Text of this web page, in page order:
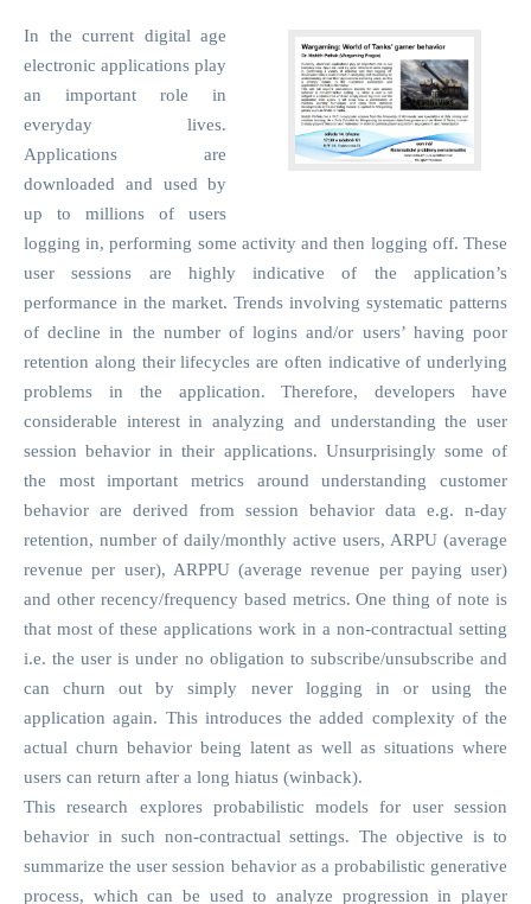
In the current digital age
electronic applications play
an important role in
everyday lives.
Applications are
downloaded and used by
up to millions of users
logging in, performing some activity and then logging off. These
user sessions are highly indicative of the application’s
performance in the market. Trends involving systematic patterns
of decline in the number of logins and/or users’ having poor
retention along their lifecycles are often indicative of underlying
problems in the application. Therefore, developers have
considerable interest in analyzing and understanding the user
session behavior in their applications. Unsurprisingly some of
the most important metrics around understanding customer
behavior are derived from session behavior data e.g. n-day
retention, number of daily/monthly active users, ARPU (average
revenue per user), ARPPU (average revenue per paying user)
and other recency/frequency based metrics. One thing of note is
that most of these applications work in a non-contractual setting
i.e. the user is under no obligation to subscribe/unsubscribe and
can churn out by simply never logging in or using the
application again. This introduces the added complexity of the
actual churn behavior being latent as well as situations where
users can return after a long hiatus (winback).
This research explores probabilistic models for user session
behavior in such non-contractual settings. The objective is to
summarize the user session behavior as a probabilistic generative
process, which can be used to analyze progression in player